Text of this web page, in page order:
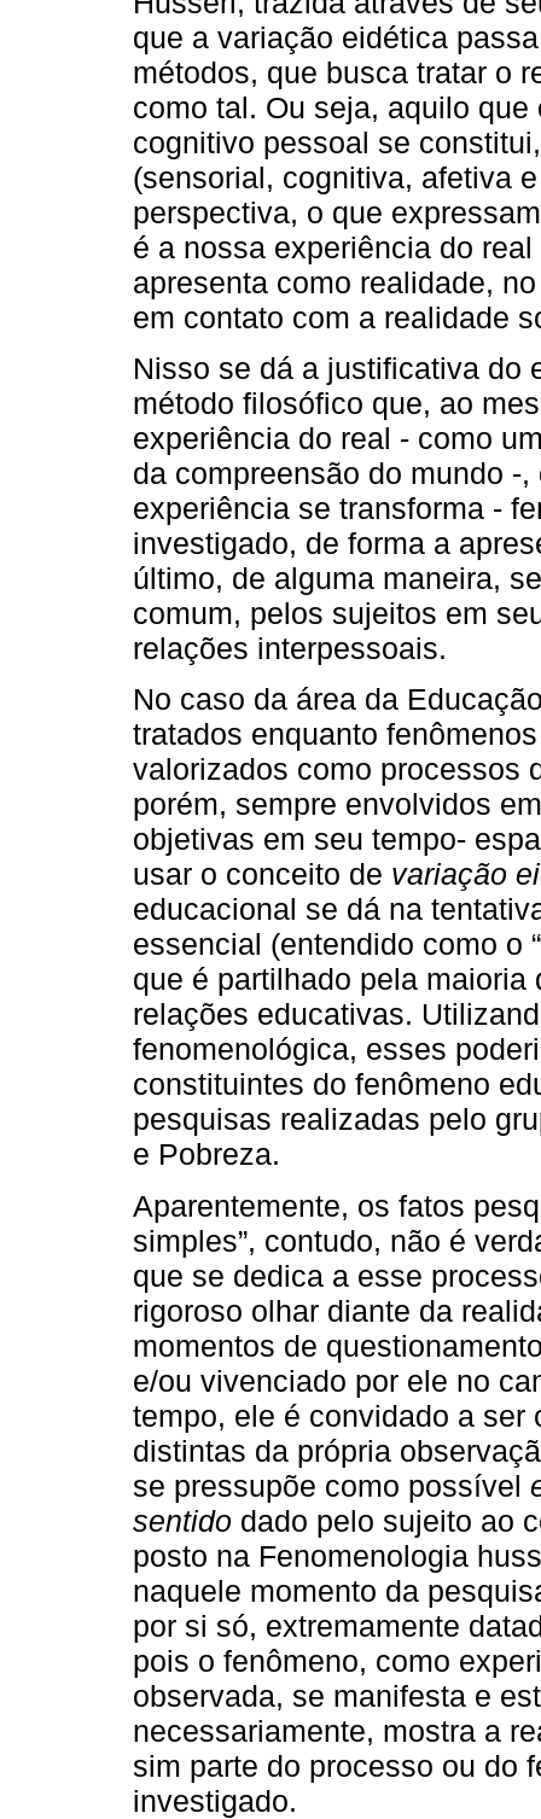
que a variação eidética
métodos, que busca tratar o
como tal. Ou seja, aquilo
cognitivo pessoal se
(sensorial, cognitiva, afetiva
perspectiva, o que
é a nossa experiência do
apresenta como realidade,
em contato com a realidade
Nisso se dá a justiﬁcativa do
método ﬁlosóﬁco que, ao
experiência do real - como
da compreensão do mundo -
experiência se transforma -
investigado, de forma a
último, de alguma maneira,
comum, pelos sujeitos em
relações interpessoais.
No caso da área da
tratados enquanto
valorizados como processos
porém, sempre envolvidos
objetivas em seu tempo-
usar o conceito de variação
educacional se dá na
essencial (entendido como o
que é partilhado pela
relações educativas.
fenomenológica, esses
constituintes do fenômeno
pesquisas realizadas pelo
e Pobreza.
Aparentemente, os fatos
simples”, contudo, não é
que se dedica a esse
rigoroso olhar diante da
momentos de
e/ou vivenciado por ele no
tempo, ele é convidado a ser
distintas da própria
se pressupõe como possível
sentido dado pelo sujeito ao
posto na Fenomenologia
naquele momento da
por si só, extremamente
pois o fenômeno, como
observada, se manifesta e
necessariamente, mostra a
sim parte do processo ou do
investigado.